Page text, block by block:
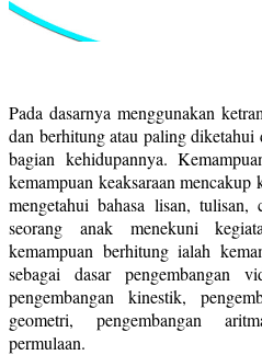
Pada dasarnya menggunakan
dan berhitung atau paling
bagian kehidupannya.
kemampuan keaksaraan
mengetahui bahasa lisan,
seorang anak menekuni
kemampuan berhitung ialah
sebagai dasar pengembangan
pengembangan kinestik,
geometri, pengembangan
permulaan.